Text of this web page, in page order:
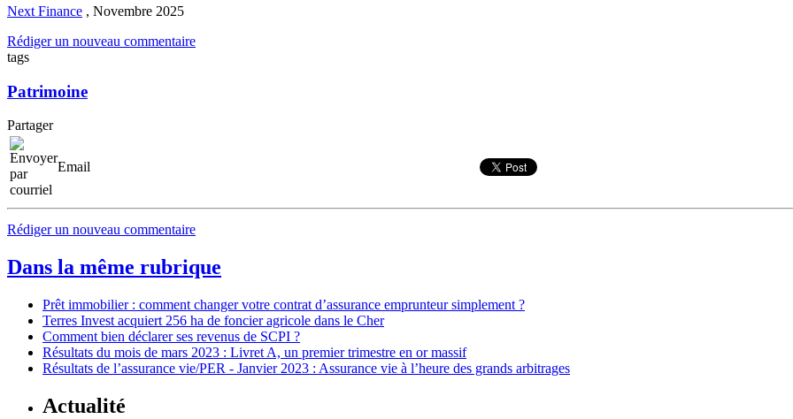
Next Finance , Novembre 2025
Rédiger un nouveau commentaire
tags
Patrimoine
Partager
Email
Rédiger un nouveau commentaire
Dans la même rubrique
Prêt immobilier : comment changer votre contrat d’assurance emprunteur simplement ?
Terres Invest acquiert 256 ha de foncier agricole dans le Cher
Comment bien déclarer ses revenus de SCPI ?
Résultats du mois de mars 2023 : Livret A, un premier trimestre en or massif
Résultats de l’assurance vie/PER - Janvier 2023 : Assurance vie à l’heure des grands arbitrages
Actualité